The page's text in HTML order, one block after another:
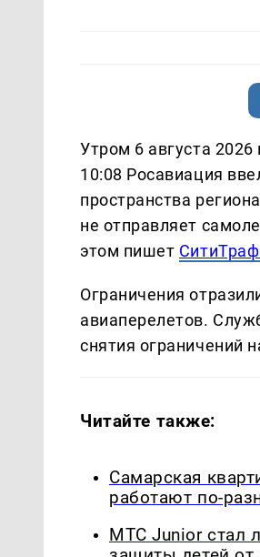
Утром 6 августа
10:08 Росавиация
пространства
не отправляет
этом пишет
Ограничения
авиаперелетов.
снятия ограничений
Читайте также:
Самарская
работают по-
МТС Junior стал